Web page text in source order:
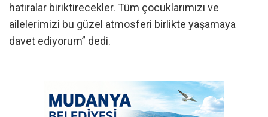
hatıralar biriktirecekler. Tüm çocuklarımızı ve
ailelerimizi bu güzel atmosferi birlikte yaşamaya
davet ediyorum” dedi.